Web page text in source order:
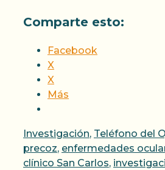
Comparte esto:
Facebook
X
X
Más
Categorías
Investigación, Teléfono del
precoz, enfermedades
clínico San Carlos,